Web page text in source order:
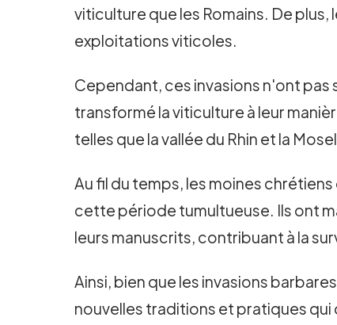
viticulture que les Romains. De
exploitations viticoles.
Cependant, ces invasions n'ont
transformé la viticulture à leur
telles que la vallée du Rhin et la
Au fil du temps, les moines
cette période tumultueuse. Ils ont
leurs manuscrits, contribuant à la
Ainsi, bien que les invasions
nouvelles traditions et pratiques